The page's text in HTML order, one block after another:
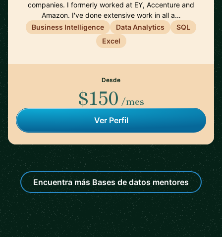
companies. I formerly worked at EY, Accenture and
Amazon. I've done extensive work in all a…
Business Intelligence
Data Analytics
SQL
Excel
Desde
$150 /mes
Ver Perfil
Encuentra más Bases de datos mentores